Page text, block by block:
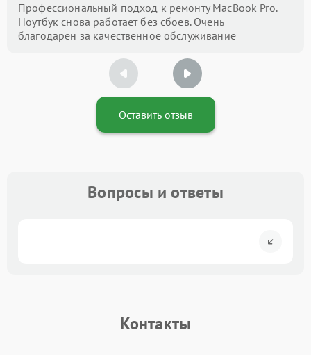
Профессиональный подход к ремонту MacBook Pro.
Ноутбук снова работает без сбоев. Очень
благодарен за качественное обслуживание
Оставить отзыв
Вопросы и ответы
Контакты